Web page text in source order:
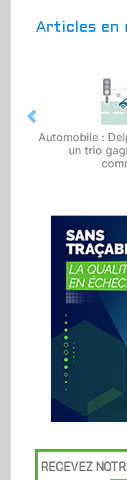
Articles en
Automobile :
un trio
Previous
RECEVEZ